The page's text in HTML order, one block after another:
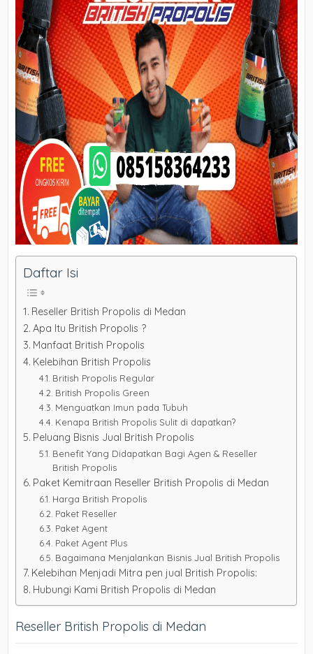
Daftar Isi
Reseller British Propolis di Medan
Apa Itu British Propolis ?
Manfaat British Propolis
Kelebihan British Propolis
British Propolis Regular
British Propolis Green
Menguatkan Imun pada Tubuh
Kenapa British Propolis Sulit di dapatkan?
Peluang Bisnis Jual British Propolis
Benefit Yang Didapatkan Bagi Agen & Reseller
British Propolis
Paket Kemitraan Reseller British Propolis di Medan
Harga British Propolis
Paket Reseller
Paket Agent
Paket Agent Plus
Bagaimana Menjalankan Bisnis Jual British Propolis
Kelebihan Menjadi Mitra pen jual British Propolis:
Hubungi Kami British Propolis di Medan
Reseller British Propolis di Medan